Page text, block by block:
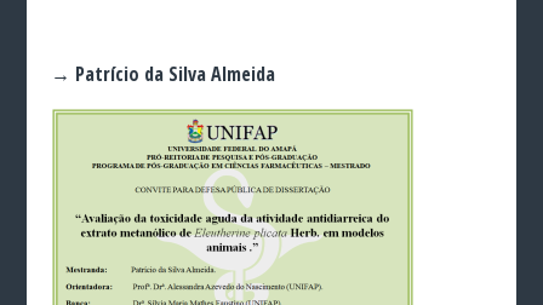
→ Patrício da Silva Almeida